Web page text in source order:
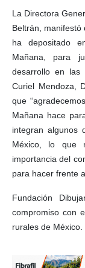
La Directora
Beltrán, manifestó
ha depositado
Mañana, para
desarrollo en las
Curiel Mendoza,
que
Mañana hace
integran algunos
México, lo que
importancia del
para hacer frente
Fundación
compromiso con
rurales de México.